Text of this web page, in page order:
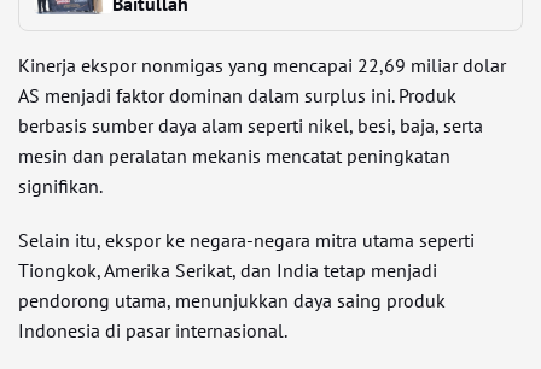
Kinerja ekspor nonmigas yang mencapai 22,69 miliar dolar
AS menjadi faktor dominan dalam surplus ini. Produk
berbasis sumber daya alam seperti nikel, besi, baja, serta
mesin dan peralatan mekanis mencatat peningkatan
signifikan.
Selain itu, ekspor ke negara-negara mitra utama seperti
Tiongkok, Amerika Serikat, dan India tetap menjadi
pendorong utama, menunjukkan daya saing produk
Indonesia di pasar internasional.